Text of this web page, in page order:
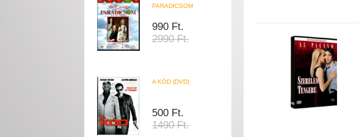
PARADICSOM
990 Ft.
2990 Ft.
A KÓD (DVD)
500 Ft.
1490 Ft.